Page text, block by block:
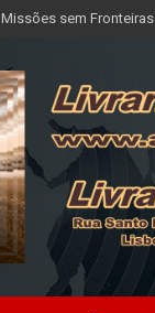
Missões sem Fronteiras